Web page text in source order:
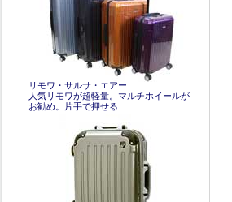
リモワ・サルサ・エアー
人気リモワが超軽量。マルチホイールが
お勧め。片手で押せる